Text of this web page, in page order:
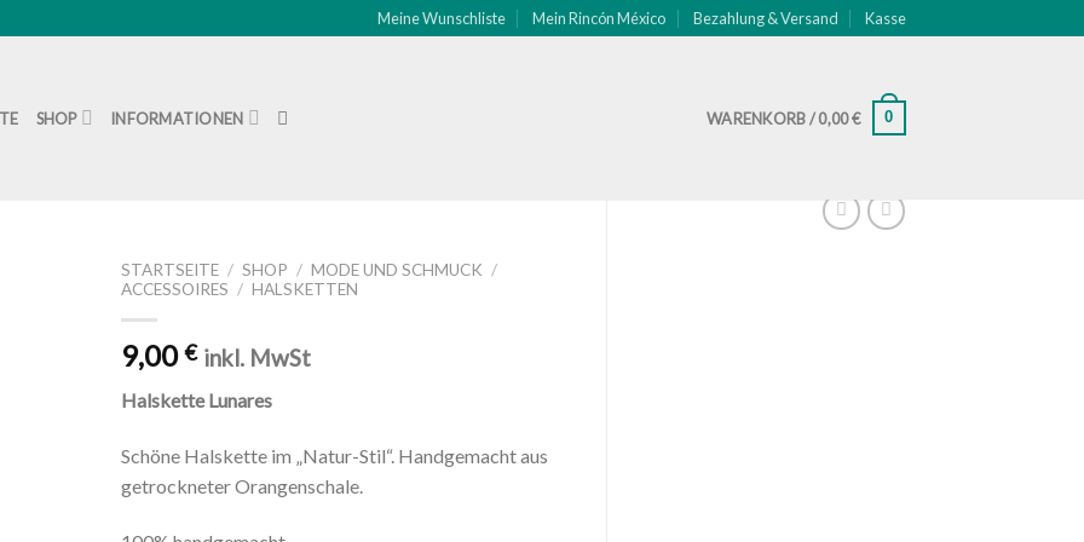
Meine Wunschliste Mein Rincón México Bezahlung & Versand Kasse
SHOP INFORMATIONEN WARENKORB /0,00€ 0
STARTSEITE / SHOP / MODE UND SCHMUCK /
ACCESSOIRES / HALSKETTEN
9,00€ inkl. MwSt
Halskette Lunares
Schöne Halskette im „Natur-Stil“. Handgemacht aus
getrockneter Orangenschale.